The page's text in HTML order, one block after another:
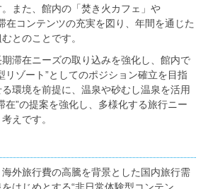
また、館内の「焚き火カフェ」や
在コンテンツの充実を図り、年間を通じた
とのことです。
滞在ニーズの取り込みを強化し、館内で
リゾート”としてのポジション確立を目指
環境を前提に、温泉や砂むし温泉を活用
在”の提案を強化し、多様化する旅行ニー
えです。
外旅行費の高騰を背景とした国内旅行需
はじめとする“非日常体験型コンテン